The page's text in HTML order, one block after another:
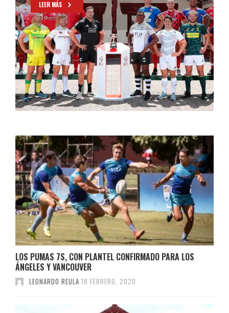
LEER MÁS
LOS PUMAS 7S, CON PLANTEL CONFIRMADO PARA LOS
ÁNGELES Y VANCOUVER
LEONARDO REULA 18 FEBRERO, 2020